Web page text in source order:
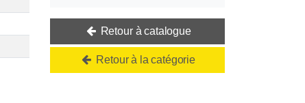
Retour à catalogue
Retour à la catégorie